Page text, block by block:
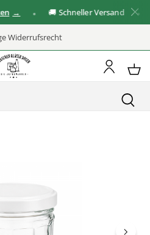
🚚 Schneller Versand
Widerrufsrecht